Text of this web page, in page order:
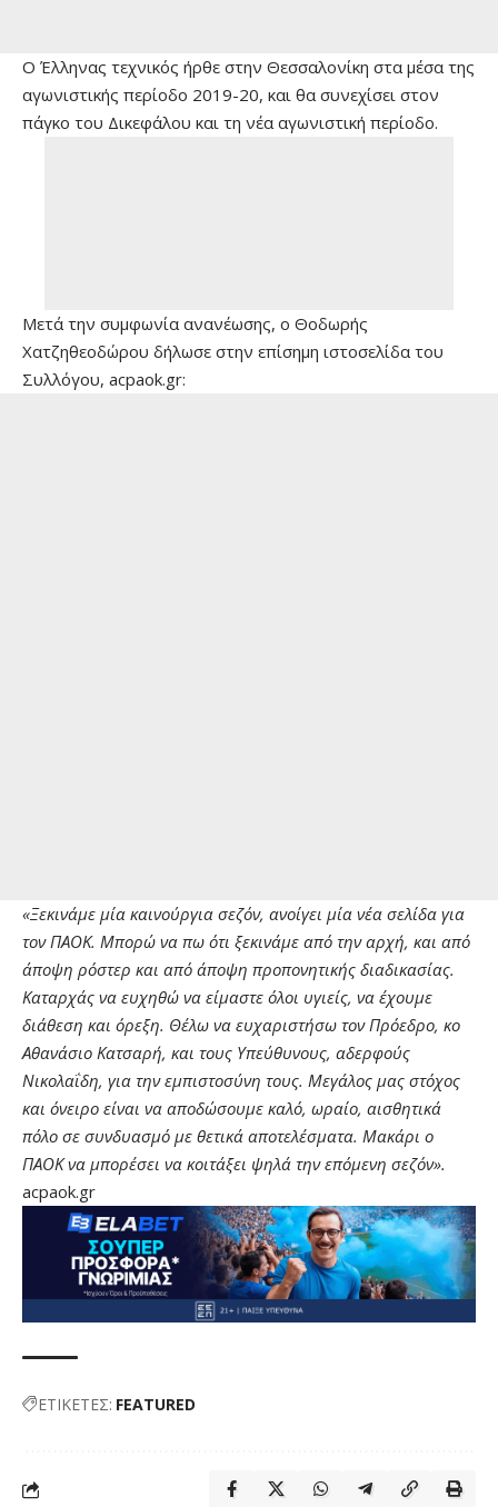
Ο Έλληνας τεχνικός ήρθε στην Θεσσαλονίκη στα μέσα της
αγωνιστικής περίοδο 2019-20, και θα συνεχίσει στον
πάγκο του Δικεφάλου και τη νέα αγωνιστική περίοδο.
Μετά την συμφωνία ανανέωσης, ο Θοδωρής
Χατζηθεοδώρου δήλωσε στην επίσημη ιστοσελίδα του
Συλλόγου, acpaok.gr:
«Ξεκινάμε μία καινούργια σεζόν, ανοίγει μία νέα σελίδα για
τον ΠΑΟΚ. Μπορώ να πω ότι ξεκινάμε από την αρχή, και από
άποψη ρόστερ και από άποψη προπονητικής διαδικασίας.
Καταρχάς να ευχηθώ να είμαστε όλοι υγιείς, να έχουμε
διάθεση και όρεξη. Θέλω να ευχαριστήσω τον Πρόεδρο, κο
Αθανάσιο Κατσαρή, και τους Υπεύθυνους, αδερφούς
Νικολαΐδη, για την εμπιστοσύνη τους. Μεγάλος μας στόχος
και όνειρο είναι να αποδώσουμε καλό, ωραίο, αισθητικά
πόλο σε συνδυασμό με θετικά αποτελέσματα. Μακάρι ο
ΠΑΟΚ να μπορέσει να κοιτάξει ψηλά την επόμενη σεζόν».
acpaok.gr
ΕΤΙΚΕΤΕΣ: FEATURED